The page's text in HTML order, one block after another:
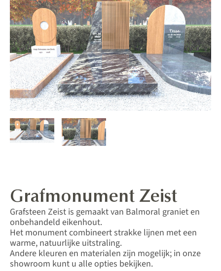
Grafmonument Zeist
Grafsteen Zeist is gemaakt van Balmoral graniet en
onbehandeld eikenhout.
Het monument combineert strakke lijnen met een
warme, natuurlijke uitstraling.
Andere kleuren en materialen zijn mogelijk; in onze
showroom kunt u alle opties bekijken.